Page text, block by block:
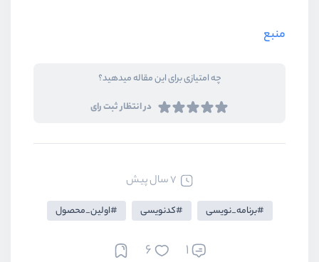
منبع
چه امتیازی برای این مقاله میدهید؟
در انتظار ثبت رای
7 سال پیش
برنامه_نویسی کدنویسی اولین_محصول
1
6